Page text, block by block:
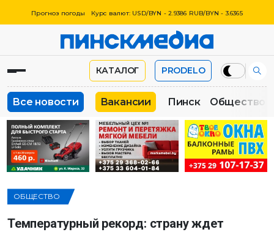
Прогноз погоды Курс валют: USD/BYN - 2.9386 RUB/BYN - 3.6365
КАТАЛОГ PRODELO
Все новости Вакансии Пинск Общество
ОБЩЕСТВО
Температурный рекорд: страну ждет